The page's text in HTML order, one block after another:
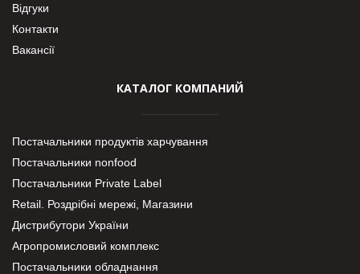
Відгуки
Контакти
Вакансії
КАТАЛОГ КОМПАНИЙ
Постачальники продуктів харчування
Постачальники nonfood
Постачальники Private Label
Retail. Роздрібні мережі, Магазини
Дистрибутори України
Агропромисловий комплекс
Постачальники обладнання